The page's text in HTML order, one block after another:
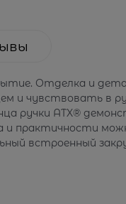
Отделка и
и чувствовать в
ручки ATX®
и практичности
встроенный